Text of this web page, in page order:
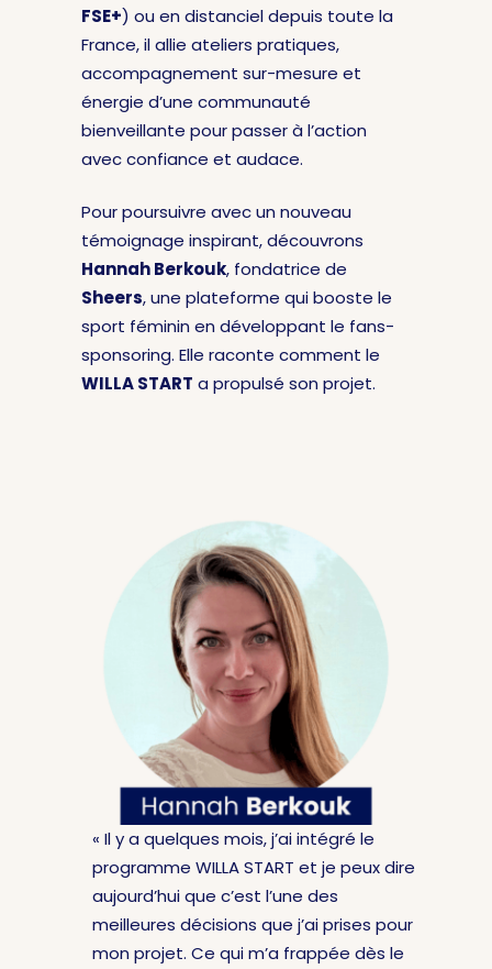
FSE+) ou en distanciel depuis toute la
France, il allie ateliers pratiques,
accompagnement sur-mesure et
énergie d’une communauté
bienveillante pour passer à l’action
avec confiance et audace.
Pour poursuivre avec un nouveau
témoignage inspirant, découvrons
Hannah Berkouk, fondatrice de
Sheers, une plateforme qui booste le
sport féminin en développant le fans-
sponsoring. Elle raconte comment le
WILLA START a propulsé son projet.
« Il y a quelques mois, j’ai intégré le
programme WILLA START et je peux dire
aujourd’hui que c’est l’une des
meilleures décisions que j’ai prises pour
mon projet. Ce qui m’a frappée dès le